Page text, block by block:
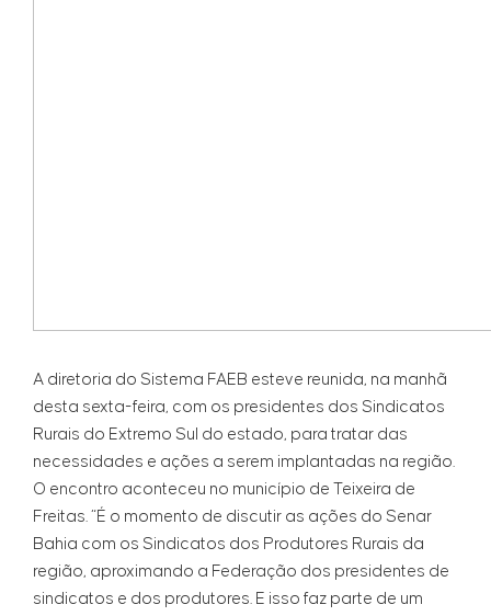
A diretoria do Sistema FAEB esteve reunida, na manhã
desta sexta-feira, com os presidentes dos Sindicatos
Rurais do Extremo Sul do estado, para tratar das
necessidades e ações a serem implantadas na região.
O encontro aconteceu no município de Teixeira de
Freitas. “É o momento de discutir as ações do Senar
Bahia com os Sindicatos dos Produtores Rurais da
região, aproximando a Federação dos presidentes de
sindicatos e dos produtores. E isso faz parte de um